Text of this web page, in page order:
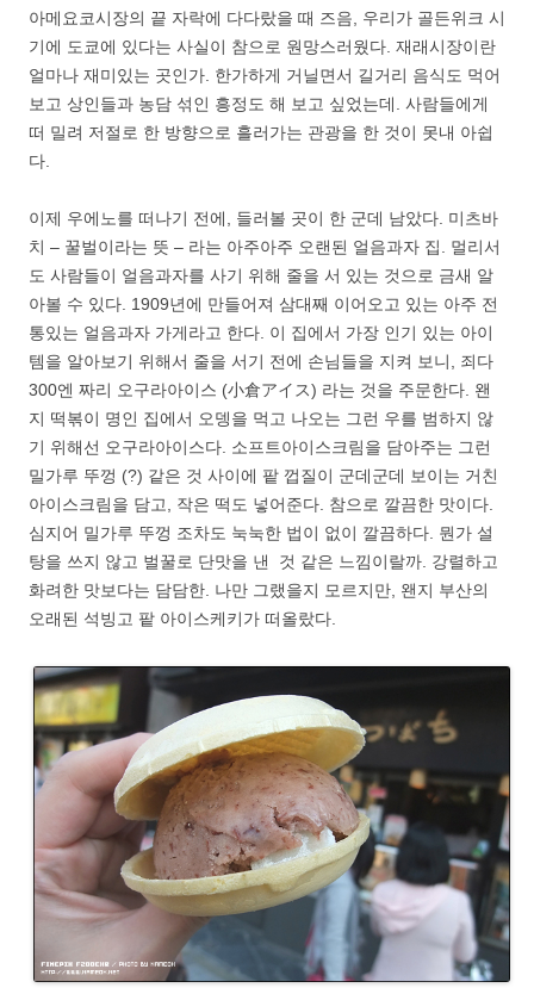
아메요코시장의 끝 자락에 다다랐을 때 즈음, 우리가 골든위크 시
기에 도쿄에 있다는 사실이 참으로 원망스러웠다. 재래시장이란
얼마나 재미있는 곳인가. 한가하게 거닐면서 길거리 음식도 먹어
보고 상인들과 농담 섞인 흥정도 해 보고 싶었는데. 사람들에게
떠 밀려 저절로 한 방향으로 흘러가는 관광을 한 것이 못내 아쉽
다.
이제 우에노를 떠나기 전에, 들러볼 곳이 한 군데 남았다. 미츠바
치 – 꿀벌이라는 뜻 – 라는 아주아주 오랜된 얼음과자 집. 멀리서
도 사람들이 얼음과자를 사기 위해 줄을 서 있는 것으로 금새 알
아볼 수 있다. 1909년에 만들어져 삼대째 이어오고 있는 아주 전
통있는 얼음과자 가게라고 한다. 이 집에서 가장 인기 있는 아이
템을 알아보기 위해서 줄을 서기 전에 손님들을 지켜 보니, 죄다
300엔 짜리 오구라아이스 (小倉アイス) 라는 것을 주문한다. 왠
지 떡볶이 명인 집에서 오뎅을 먹고 나오는 그런 우를 범하지 않
기 위해선 오구라아이스다. 소프트아이스크림을 담아주는 그런
밀가루 뚜껑 (?) 같은 것 사이에 팥 껍질이 군데군데 보이는 거친
아이스크림을 담고, 작은 떡도 넣어준다. 참으로 깔끔한 맛이다.
심지어 밀가루 뚜껑 조차도 눅눅한 법이 없이 깔끔하다. 뭔가 설
탕을 쓰지 않고 벌꿀로 단맛을 낸 것 같은 느낌이랄까. 강렬하고
화려한 맛보다는 담담한. 나만 그랬을지 모르지만, 왠지 부산의
오래된 석빙고 팥 아이스케키가 떠올랐다.